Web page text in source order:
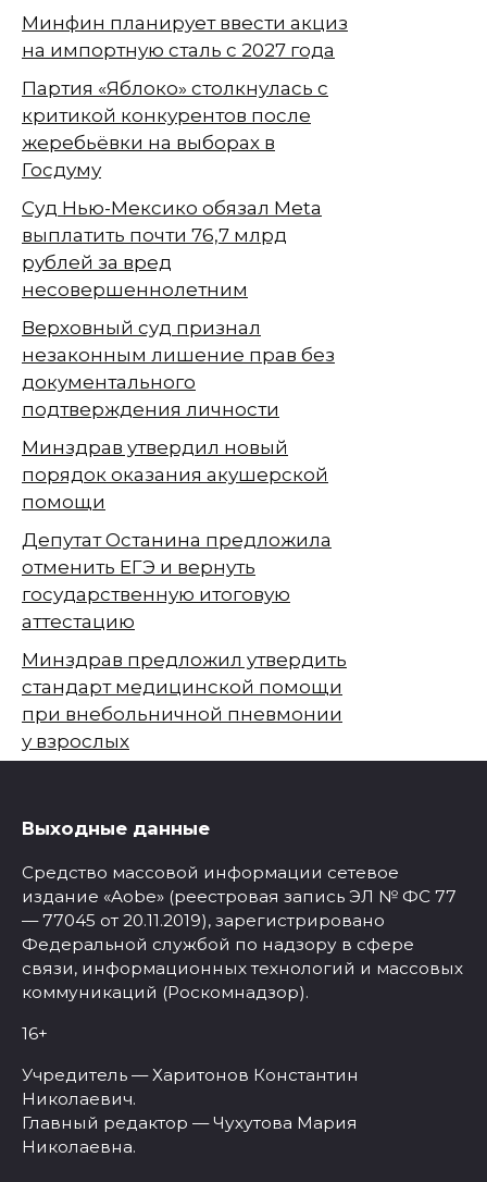
Минфин планирует ввести акциз
на импортную сталь с 2027 года
Партия «Яблоко» столкнулась с
критикой конкурентов после
жеребьёвки на выборах в
Госдуму
Суд Нью-Мексико обязал Meta
выплатить почти 76,7 млрд
рублей за вред
несовершеннолетним
Верховный суд признал
незаконным лишение прав без
документального
подтверждения личности
Минздрав утвердил новый
порядок оказания акушерской
помощи
Депутат Останина предложила
отменить ЕГЭ и вернуть
государственную итоговую
аттестацию
Минздрав предложил утвердить
стандарт медицинской помощи
при внебольничной пневмонии
у взрослых
Выходные данные
Средство массовой информации сетевое
издание «Aobe» (реестровая запись ЭЛ № ФС 77
— 77045 от 20.11.2019), зарегистрировано
Федеральной службой по надзору в сфере
связи, информационных технологий и массовых
коммуникаций (Роскомнадзор).
16+
Учредитель — Харитонов Константин
Николаевич.
Главный редактор — Чухутова Мария
Николаевна.